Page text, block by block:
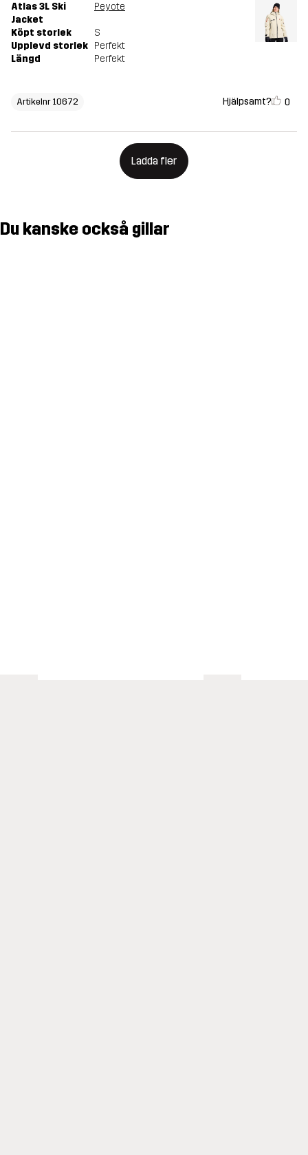
Atlas 3L Ski
Jacket
Peyote
Köpt storlek
S
Upplevd storlek Perfekt
Längd
Perfekt
Artikelnr 10672 Hjälpsamt? 0
Ladda fler
Du kanske också gillar